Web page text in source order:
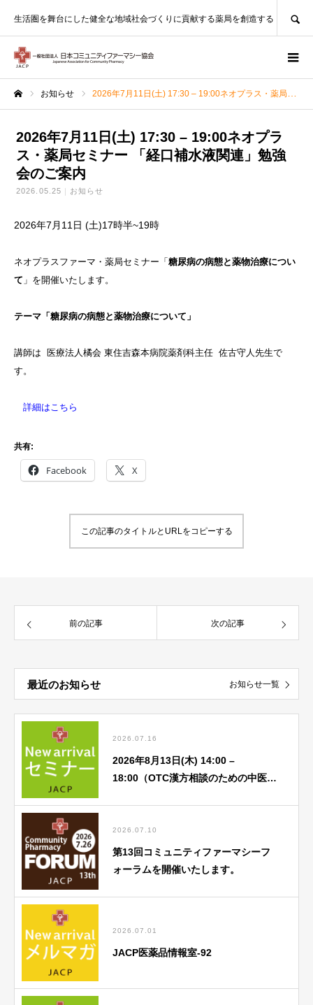
生活圏を舞台にした健全な地域社会づくりに貢献する薬局を創造する
お知らせ 2026年7月11日(土) 17:30 – 19:00ネオプラス・薬局セミナー 「経口補水液関連」勉強会のご案内
2026年7月11日(土) 17:30 – 19:00ネオプラ
ス・薬局セミナー 「経口補水液関連」勉強
会のご案内
2026.05.25 お知らせ
2026年7月11日 (土)17時半~19時
ネオプラスファーマ・薬局セミナー「 糖尿病の病態と薬物治療につい
て 」を開催いたします。
テーマ「糖尿病の病態と薬物治療について」
講師は 医療法人橘会 東住吉森本病院薬剤科主任 佐古守人先生で
す。
詳細はこちら
共有:
Facebook X
この記事のタイトルとURLをコピーする
前の記事 次の記事
最近のお知らせ お知らせ一覧
2026.07.16
2026年8月13日(木) 14:00 –
18:00（OTC漢方相談のための中医
2026.07.10
第13回コミュニティファーマシーフ
ォーラムを開催いたします。
2026.07.01
JACP医薬品情報室-92